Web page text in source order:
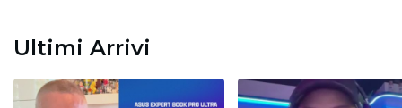
Ultimi Arrivi